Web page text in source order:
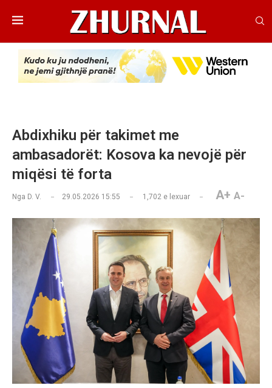
Abdixhiku për takimet me
ambasadorët: Kosova ka nevojë për
miqësi të forta
Nga D. V. 29.05.2026 15:55 1,702 e lexuar A+ A-